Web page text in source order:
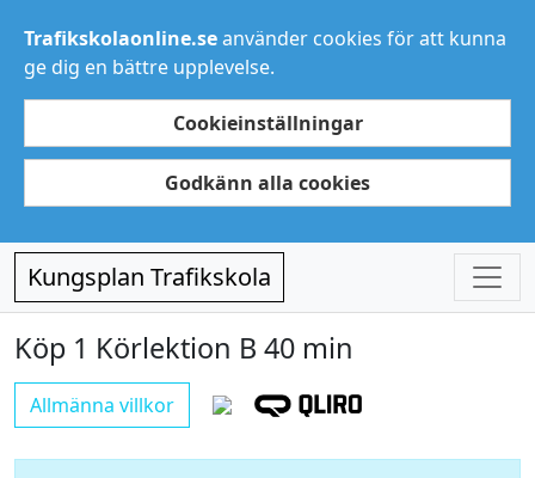
Trafikskolaonline.seanvänder cookies för att kunna
ge dig en bättre upplevelse.
Cookieinställningar
Godkänn alla cookies
Kungsplan Trafikskola
Köp 1 Körlektion B 40 min
Allmänna villkor